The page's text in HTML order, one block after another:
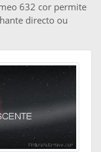
632 cor permite
directo ou